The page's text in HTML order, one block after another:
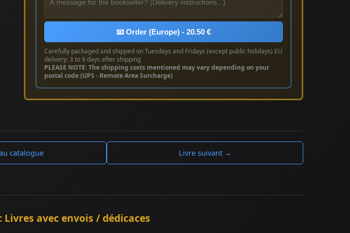
📧 Order (Europe) - 20.50 €
Carefully packaged and shipped on Tuesdays and Fridays (except public holidays) EU
delivery: 3 to 9 days after shipping
PLEASE NOTE: The shipping costs mentioned may vary depending on your
postal code (UPS - Remote Area Surcharge)
catalogue Livre suivant →
avec envois / dédicaces